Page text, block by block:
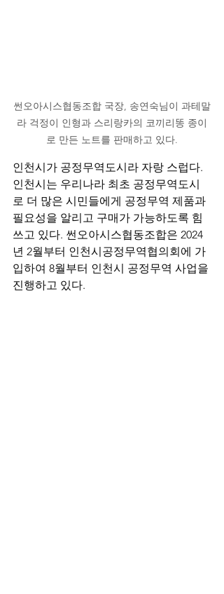
썬오아시스협동조합 국장, 송연숙님이 과테말
라 걱정이 인형과 스리랑카의 코끼리똥 종이
로 만든 노트를 판매하고 있다.
인천시가 공정무역도시라 자랑 스럽다.
인천시는 우리나라 최초 공정무역도시
로 더 많은 시민들에게 공정무역 제품과
필요성을 알리고 구매가 가능하도록 힘
쓰고 있다. 썬오아시스협동조합은 2024
년 2월부터 인천시공정무역협의회에 가
입하여 8월부터 인천시 공정무역 사업을
진행하고 있다.